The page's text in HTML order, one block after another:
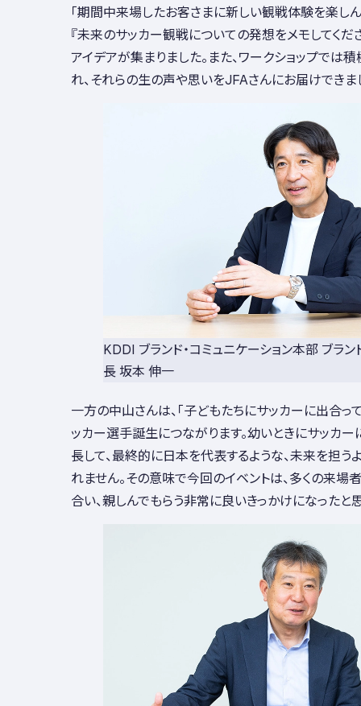
「期間中来場したお客さまに新しい観戦体験を楽し
『未来のサッカー観戦についての発想をメモしてくだ
アイデアが集まりました。また、ワークショップでは
れ、それらの生の声や思いをJFAさんにお届けできま
KDDI ブランド・コミュニケーション本部 ブラン
長 坂本 伸一
一方の中山さんは、「子どもたちにサッカーに出合っ
ッカー選手誕生につながります。幼いときにサッカ
長して、最終的に日本を代表するような、未来を担う
れません。その意味で今回のイベントは、多くの来場
合い、親しんでもらう非常に良いきっかけになったと